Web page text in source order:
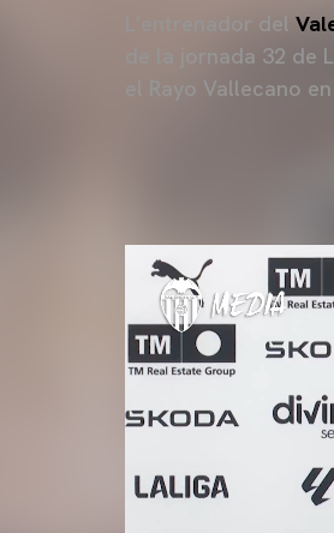
L'entrenador del
de la jornada 32 de
el Rayo Vallecano